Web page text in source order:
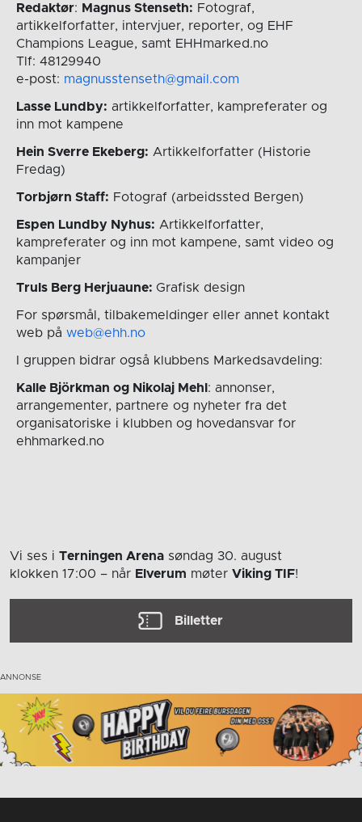
Redaktør: Magnus Stenseth: Fotograf,
artikkelforfatter, intervjuer, reporter, og EHF
Champions League, samt EHHmarked.no
Tlf: 48129940
e-post: magnusstenseth@gmail.com
Lasse Lundby: artikkelforfatter, kampreferater og
inn mot kampene
Hein Sverre Ekeberg: Artikkelforfatter (Historie
Fredag)
Torbjørn Staff: Fotograf (arbeidssted Bergen)
Espen Lundby Nyhus: Artikkelforfatter,
kampreferater og inn mot kampene, samt video og
kampanjer
Truls Berg Herjuaune: Grafisk design
For spørsmål, tilbakemeldinger eller annet kontakt
web på web@ehh.no
I gruppen bidrar også klubbens Markedsavdeling:
Kalle Björkman og Nikolaj Mehl : annonser,
arrangementer, partnere og nyheter fra det
organisatoriske i klubben og hovedansvar for
ehhmarked.no
Vi ses i Terningen Arena søndag 30. august
klokken 17:00 – når Elverum møter Viking TIF!
Billetter